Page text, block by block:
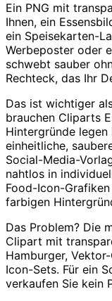
Ein PNG mit
Ihnen, ein
ein Speisekarten-
Werbeposter oder
schwebt sauber
Rechteck, das Ihr
Das ist wichtiger
brauchen Cliparts
Hintergründe
einheitliche,
Social-Media-
nahtlos in
Food-Icon-
farbigen
Das Problem? Die
Clipart mit
Hamburger,
Icon-Sets. Für ein
verkaufen Sie kein